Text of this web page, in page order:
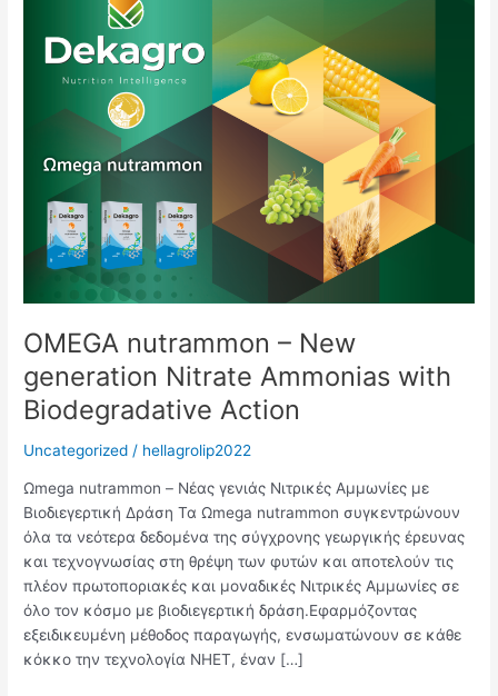
OMEGA nutrammon – New
generation Nitrate Ammonias with
Biodegradative Action
Uncategorized / hellagrolip2022
Ωmega nutrammon – Νέας γενιάς Νιτρικές Αμμωνίες με
Βιοδιεγερτική Δράση Τα Ωmega nutrammon συγκεντρώνουν
όλα τα νεότερα δεδομένα της σύγχρονης γεωργικής έρευνας
και τεχνογνωσίας στη θρέψη των φυτών και αποτελούν τις
πλέον πρωτοποριακές και μοναδικές Νιτρικές Αμμωνίες σε
όλο τον κόσμο με βιοδιεγερτική δράση.Εφαρμόζοντας
εξειδικευμένη μέθοδος παραγωγής, ενσωματώνουν σε κάθε
κόκκο την τεχνολογία NHET, έναν […]
New
generation
Nitrate
with
Biodegradative
Action